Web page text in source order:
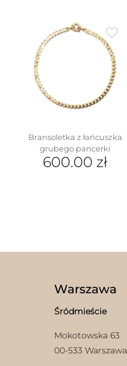
Bransoletka z łańcuszka
grubego pancerki
600.00 zł
Warszawa
Śródmieście
Mokotowska 63
00-533 Warszawa